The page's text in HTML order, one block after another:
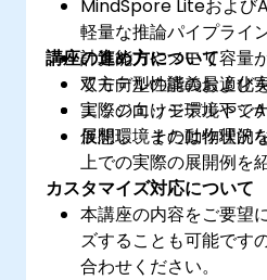
MindSpore Liteおよび
軽量な推論パイプライ
計算能力やメモリ容量
てモデル性能の最適化
実際のエッジ環境下で
展開し、その動作状況
講座の進め方について
双方向型の講義および
エッジ向けモデルやシ
仮想環境または物理的
上での実際の展開例を
カスタマイズ対応について
本講座の内容をご要望
ズすることも可能です
合わせください。